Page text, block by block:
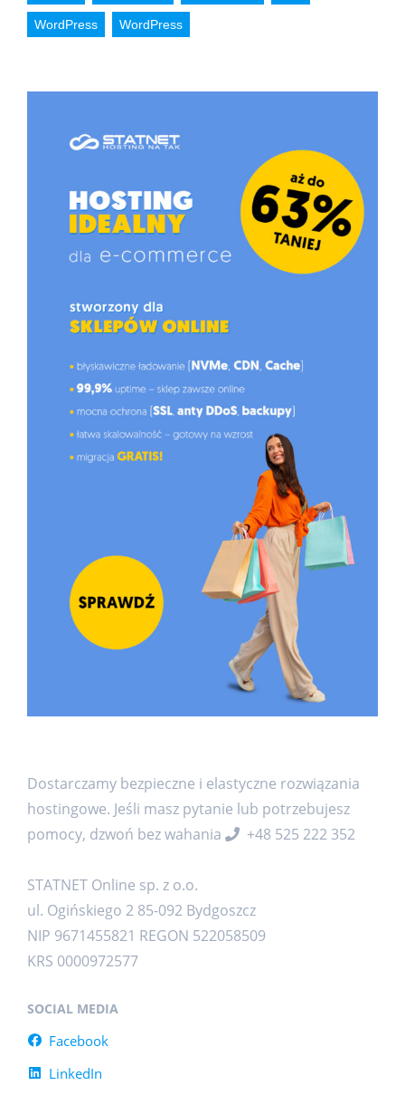
WordPress WordPress
Dostarczamy bezpieczne i elastyczne rozwiązania
hostingowe. Jeśli masz pytanie lub potrzebujesz
pomocy, dzwoń bez wahania
+48 525 222 352
STATNET Online sp. z o.o.
ul. Ogińskiego 2 85-092 Bydgoszcz
NIP 9671455821 REGON 522058509
KRS 0000972577
SOCIAL MEDIA
Facebook
LinkedIn